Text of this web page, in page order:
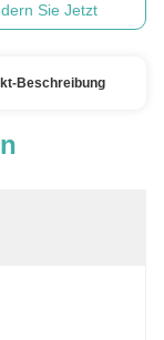
Sie Jetzt
Beschreibung